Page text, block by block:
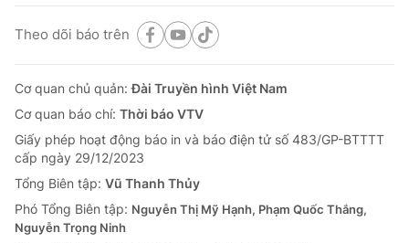
Theo dõi báo trên
Cơ quan chủ quản:Đài Truyền hình Việt Nam
Cơ quan báo chí: Thời báo VTV
Giấy phép hoạt động báo in và báo điện tử số 483/GP-BTTTT
cấp ngày 29/12/2023
Tổng Biên tập: Vũ Thanh Thủy
Phó Tổng Biên tập: Nguyễn Thị Mỹ Hạnh, Phạm Quốc Thắng,
Nguyễn Trọng Ninh